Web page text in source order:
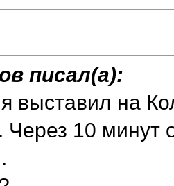
писал(а):
выставил на
Через 10 минут